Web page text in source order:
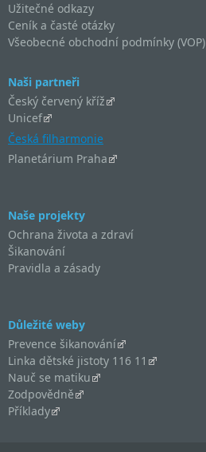
Užitečné odkazy
Ceník a časté otázky
Všeobecné obchodní podmínky (VOP)
Naši partneři
Český červený kříž
Unicef
Česká filharmonie
Planetárium Praha
Naše projekty
Ochrana života a zdraví
Šikanování
Pravidla a zásady
Důležité weby
Prevence šikanování
Linka dětské jistoty 116 11
Nauč se matiku
Zodpovědně
Příklady